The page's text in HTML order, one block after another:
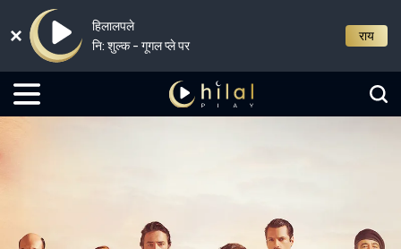
हिलालपले
नि: शुल्क - गूगल प्ले पर
राय